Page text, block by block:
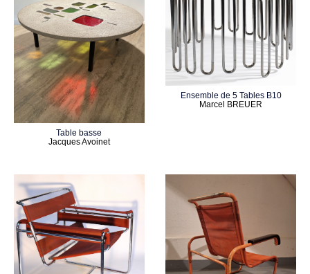
Table basse
Jacques Avoinet
Ensemble de 5 Tables B10
Marcel BREUER